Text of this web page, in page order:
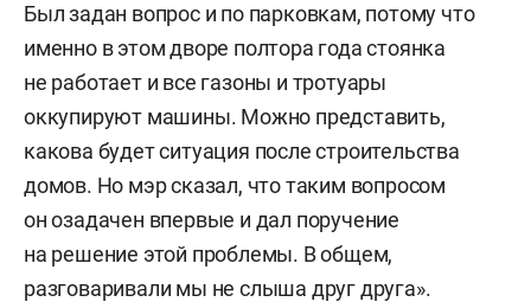
Был задан вопрос и по парковкам, потому что
именно в этом дворе полтора года стоянка
не работает и все газоны и тротуары
оккупируют машины. Можно представить,
какова будет ситуация после строительства
домов. Но мэр сказал, что таким вопросом
он озадачен впервые и дал поручение
на решение этой проблемы. В общем,
разговаривали мы не слыша друг друга».